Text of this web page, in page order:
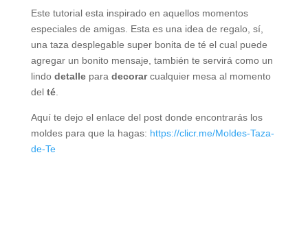
Este tutorial esta inspirado en aquellos momentos
especiales de amigas. Esta es una idea de regalo, sí,
una taza desplegable super bonita de té el cual puede
agregar un bonito mensaje, también te servirá como un
lindo detallepara decorarcualquier mesa al momento
del té.
Aquí te dejo el enlace del post donde encontrarás los
moldes para que la hagas: https://clicr.me/Moldes-Taza-
de-Te